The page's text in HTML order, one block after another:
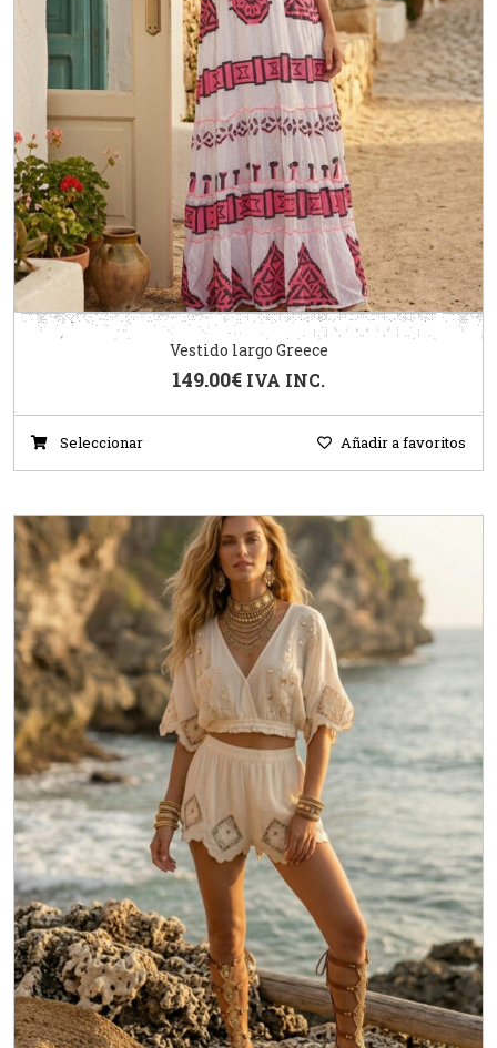
Vestido largo Greece
149.00€ IVA INC.
Seleccionar Añadir a favoritos